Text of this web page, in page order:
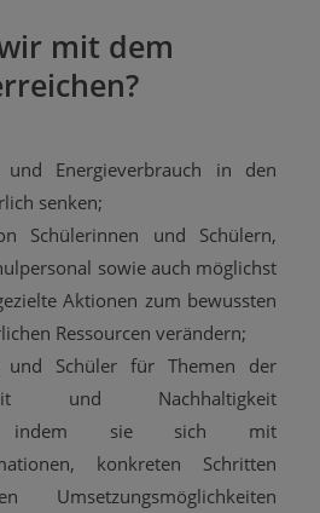
mit dem
und Energieverbrauch in den
senken;
Schülerinnen und Schülern,
sowie auch möglichst
Aktionen zum bewussten
Ressourcen verändern;
und Schüler für Themen der
und Nachhaltigkeit
indem sie sich mit
konkreten Schritten
Umsetzungsmöglichkeiten